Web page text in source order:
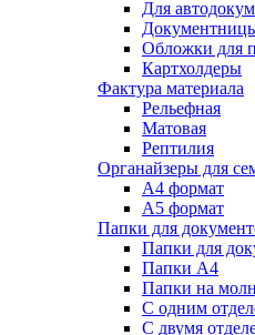
Для
Обложки для
Картхолдеры
Фактура материала
Рельефная
Матовая
Рептилия
Органайзеры для
А4 формат
А5 формат
Папки для
Папки для
Папки А4
Папки на
С одним
С двумя